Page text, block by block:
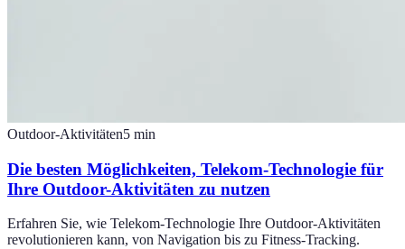
Outdoor-Aktivitäten5 min
Die besten Möglichkeiten, Telekom-Technologie für
Ihre Outdoor-Aktivitäten zu nutzen
Erfahren Sie, wie Telekom-Technologie Ihre Outdoor-Aktivitäten
revolutionieren kann, von Navigation bis zu Fitness-Tracking.